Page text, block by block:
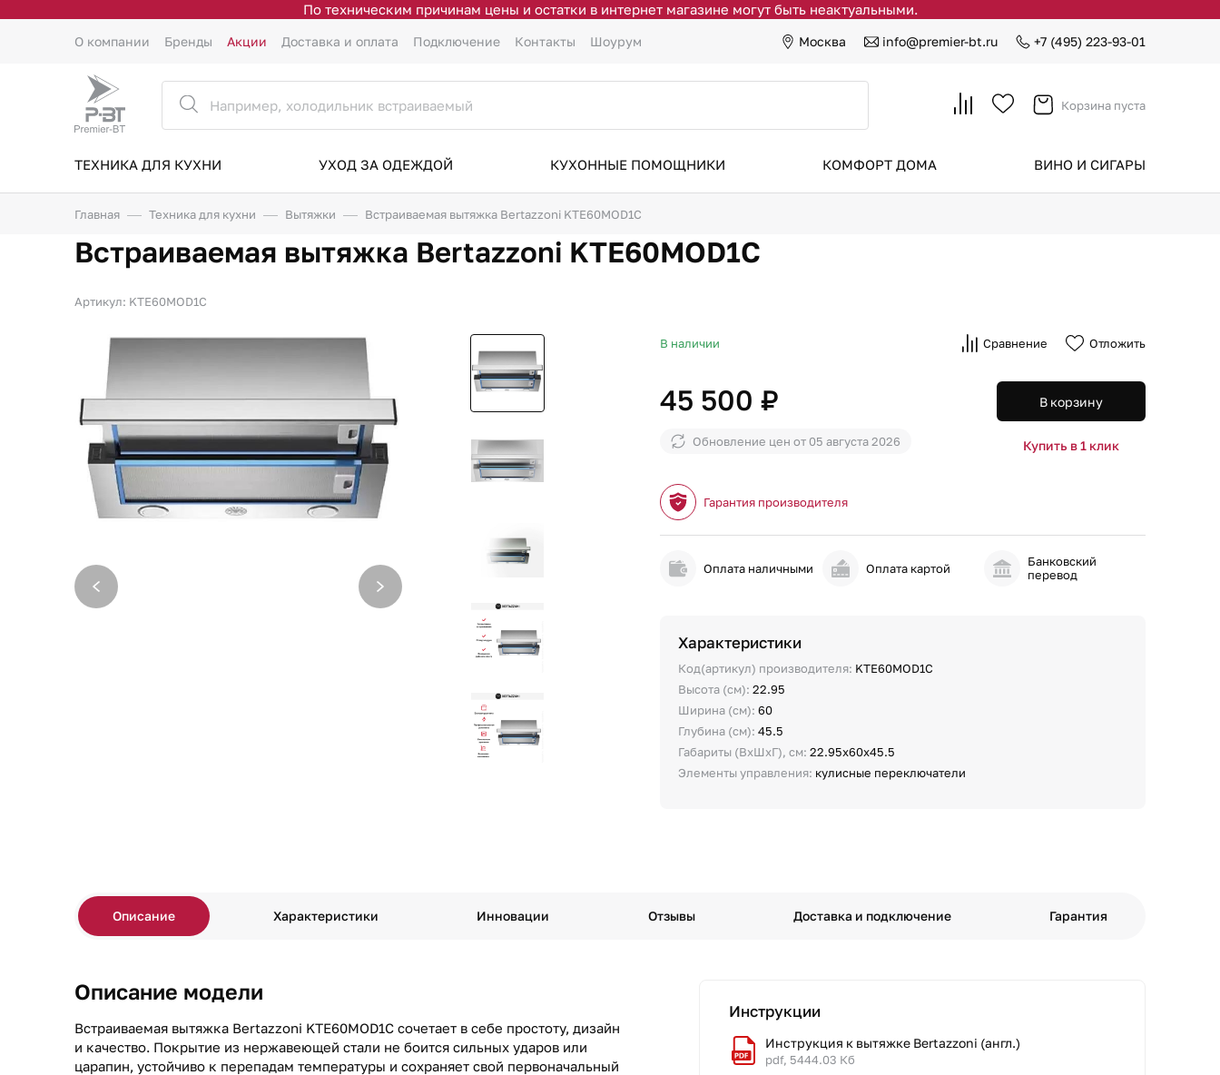
По техническим причинам цены и остатки в интернет магазине могут быть неактуальными.
О компании Бренды Акции Доставка и оплата Подключение Контакты Шоурум Москва info@premier-bt.ru +7 (495) 223-93-01
Корзина пуста
ТЕХНИКА ДЛЯ КУХНИ УХОД ЗА ОДЕЖДОЙ КУХОННЫЕ ПОМОЩНИКИ КОМФОРТ ДОМА ВИНО И СИГАРЫ
Главная Техника для кухни Вытяжки Встраиваемая вытяжка Bertazzoni KTE60MOD1C
Встраиваемая вытяжка Bertazzoni KTE60MOD1C
Артикул: KTE60MOD1C
В наличии Сравнение Отложить
45 500 ₽
Обновление цен от 05 августа 2026
В корзину
Купить в 1 клик
Гарантия производителя
Оплата наличными Оплата картой
Банковский
перевод
Характеристики
Код(артикул) производителя: KTE60MOD1C
Высота (см):22.95
Ширина (см):60
Глубина (см):45.5
Габариты (ВхШхГ), см:22.95х60х45.5
Элементы управления: кулисные переключатели
Описание Характеристики Инновации Отзывы Доставка и подключение Гарантия
Описание модели
Встраиваемая вытяжка Bertazzoni KTE60MOD1C сочетает в себе простоту, дизайн
и качество. Покрытие из нержавеющей стали не боится сильных ударов или
царапин, устойчиво к перепадам температуры и сохраняет свой первоначальный
Инструкции
Инструкция к вытяжке Bertazzoni (англ.)
pdf, 5444.03 Кб